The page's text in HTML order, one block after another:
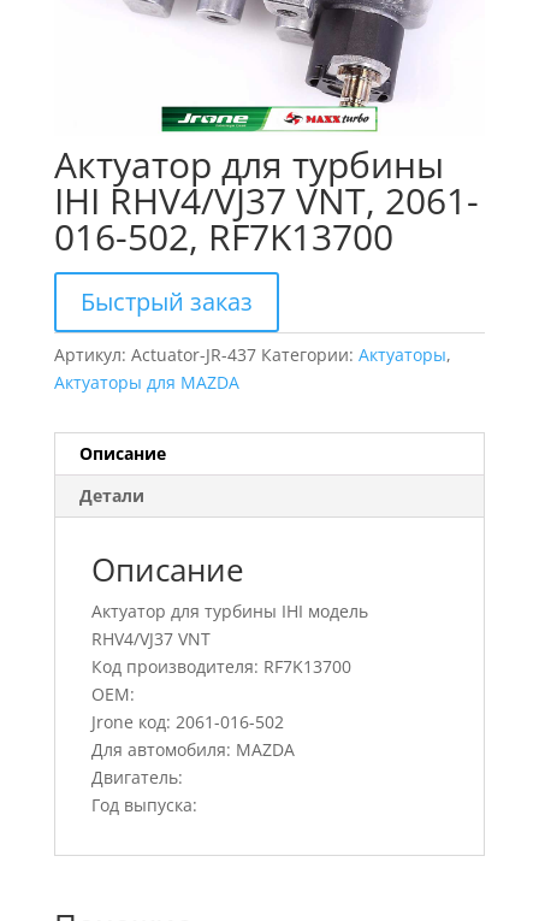
Актуатор для турбины
IHI RHV4/VJ37 VNT, 2061-
016-502, RF7K13700
Быстрый заказ
Артикул: Actuator-JR-437 Категории: Актуаторы,
Актуаторы для MAZDA
Описание
Детали
Описание
Актуатор для турбины IHI модель
RHV4/VJ37 VNT
Код производителя: RF7K13700
OEM:
Jrone код: 2061-016-502
Для автомобиля: MAZDA
Двигатель:
Год выпуска: